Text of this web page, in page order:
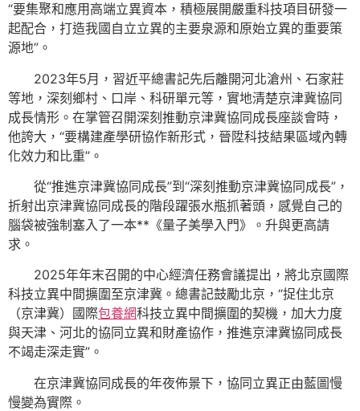
“要集聚和應用高端立異資本，積極展開嚴重科技項目研發一
起配合，打造我國自立立異的主要泉源和原始立異的重要策
源地”。
2023年5月，習近平總書記先后離開河北滄州、石家莊
等地，深刻鄉村、口岸、科研單元等，實地清楚京津冀協同
成長情形。在掌管召開深刻推動京津冀協同成長座談會時，
他誇大，“要構建產學研協作新形式，晉陞科技結果區域內轉
化效力和比重”。
從“推進京津冀協同成長”到“深刻推動京津冀協同成長”，
折射出京津冀協同成長的階段躍張水瓶抓著頭，感覺自己的
腦袋被強制塞入了一本**《量子美學入門》。升與更高請
求。
2025年年末召開的中心經濟任務會議提出，將北京國際
科技立異中間擴圍至京津冀。總書記鼓勵北京，“捉住北京
（京津冀）國際包養網科技立異中間擴圍的契機，加大力度
與天津、河北的協同立異和財產協作，推進京津冀協同成長
不竭走深走實”。
在京津冀協同成長的年夜佈景下，協同立異正由藍圖慢
慢變為實際。